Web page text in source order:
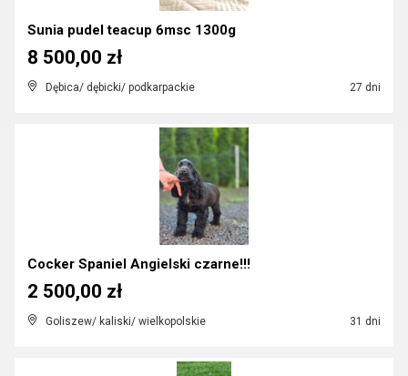
Sunia pudel teacup 6msc 1300g
Dębica/ dębicki/ podkarpackie 27 dni
8 500,00 zł
Cocker Spaniel Angielski czarne!!!
Goliszew/ kaliski/ wielkopolskie 31 dni
2 500,00 zł